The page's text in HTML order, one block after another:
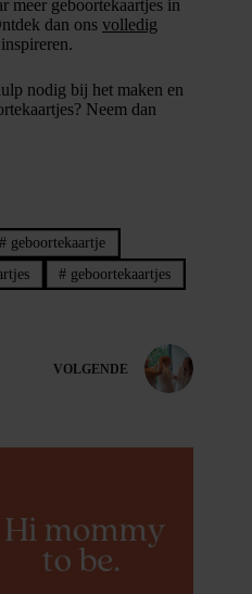
meer geboortekaartjes in
dan ons volledig
nodig bij het maken en
Neem dan
# geboortekaartje
# geboortekaartjes
VOLGENDE